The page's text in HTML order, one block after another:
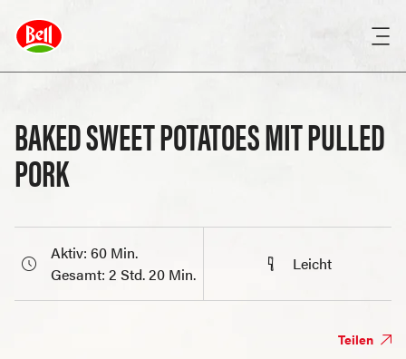
BAKED SWEET POTATOES MIT PULLED
PORK
Aktiv: 60 Min.
Gesamt: 2 Std. 20 Min.
Leicht
Teilen